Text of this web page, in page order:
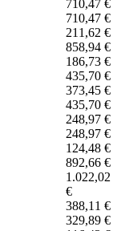
710,47 €
710,47 €
211,62 €
858,94 €
186,73 €
435,70 €
373,45 €
435,70 €
248,97 €
248,97 €
124,48 €
892,66 €
1.022,02
€
388,11 €
329,89 €